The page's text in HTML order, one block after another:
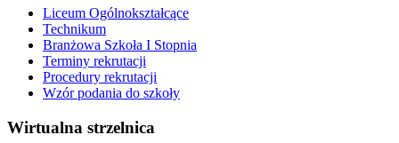
Liceum Ogólnokształcące
Technikum
Branżowa Szkoła I Stopnia
Terminy rekrutacji
Procedury rekrutacji
Wzór podania do szkoły
Wirtualna strzelnica